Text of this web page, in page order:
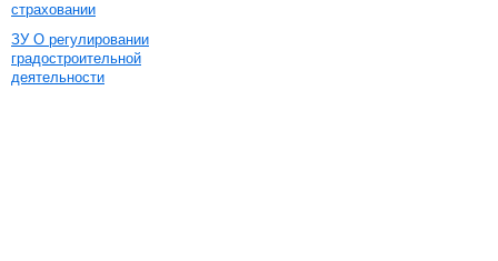
страховании
ЗУ О регулировании
градостроительной
деятельности